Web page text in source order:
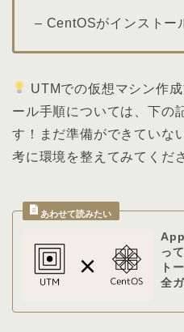
– CentOSがインストー
UTMでの仮想マシン作
ール手順については、下の
す！まだ準備ができていな
考に環境を整えてみてくだ
っ
ト
全